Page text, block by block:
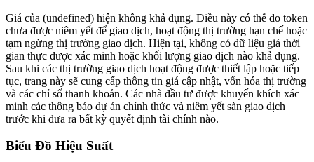
USDT Futures
Futures sử dụng USDT làm tài sản thế chấp
Giá của (undefined) hiện không khả dụng. Điều này có thể do token
chưa được niêm yết để giao dịch, hoạt động thị trường hạn chế hoặc
tạm ngừng thị trường giao dịch. Hiện tại, không có dữ liệu giá thời
gian thực được xác minh hoặc khối lượng giao dịch nào khả dụng.
Sau khi các thị trường giao dịch hoạt động được thiết lập hoặc tiếp
tục, trang này sẽ cung cấp thông tin giá cập nhật, vốn hóa thị trường
và các chỉ số thanh khoản. Các nhà đầu tư được khuyến khích xác
minh các thông báo dự án chính thức và niêm yết sàn giao dịch
trước khi đưa ra bất kỳ quyết định tài chính nào.
Biểu Đồ Hiệu Suất